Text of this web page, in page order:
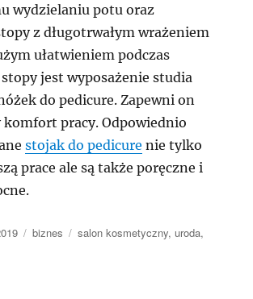
wydzielaniu potu oraz
z długotrwałym wrażeniem
ułatwieniem podczas
jest wyposażenie studia
do pedicure. Zapewni on
pracy. Odpowiednio
stojak do pedicure nie tylko
prace ale są także poręczne i
Kategorie
biznes Tagi
salon kosmetyczny, uroda,